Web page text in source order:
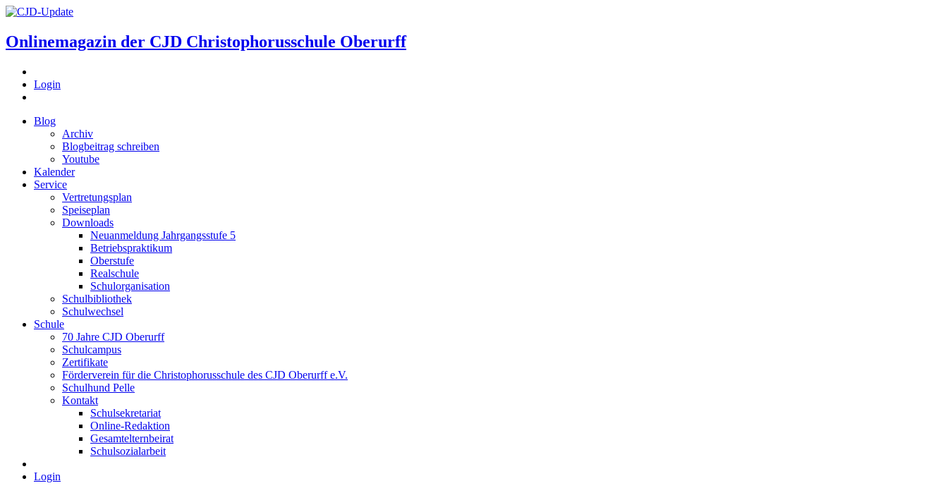
Onlinemagazin der CJD Christophorusschule Oberurff
Login
Blog
Archiv
Blogbeitrag schreiben
Youtube
Kalender
Service
Vertretungsplan
Speiseplan
Downloads
Neuanmeldung Jahrgangsstufe 5
Betriebspraktikum
Oberstufe
Realschule
Schulorganisation
Schulbibliothek
Schulwechsel
Schule
70 Jahre CJD Oberurff
Schulcampus
Zertifikate
Förderverein für die Christophorusschule des CJD Oberurff e.V.
Schulhund Pelle
Kontakt
Schulsekretariat
Online-Redaktion
Gesamtelternbeirat
Schulsozialarbeit
Login